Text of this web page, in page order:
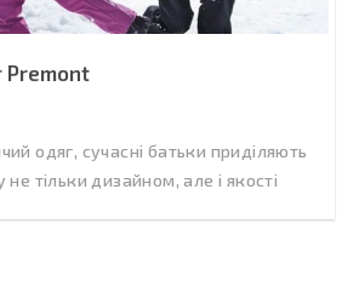
Premont
одяг, сучасні батьки приділяють
тільки дизайном, але і якості